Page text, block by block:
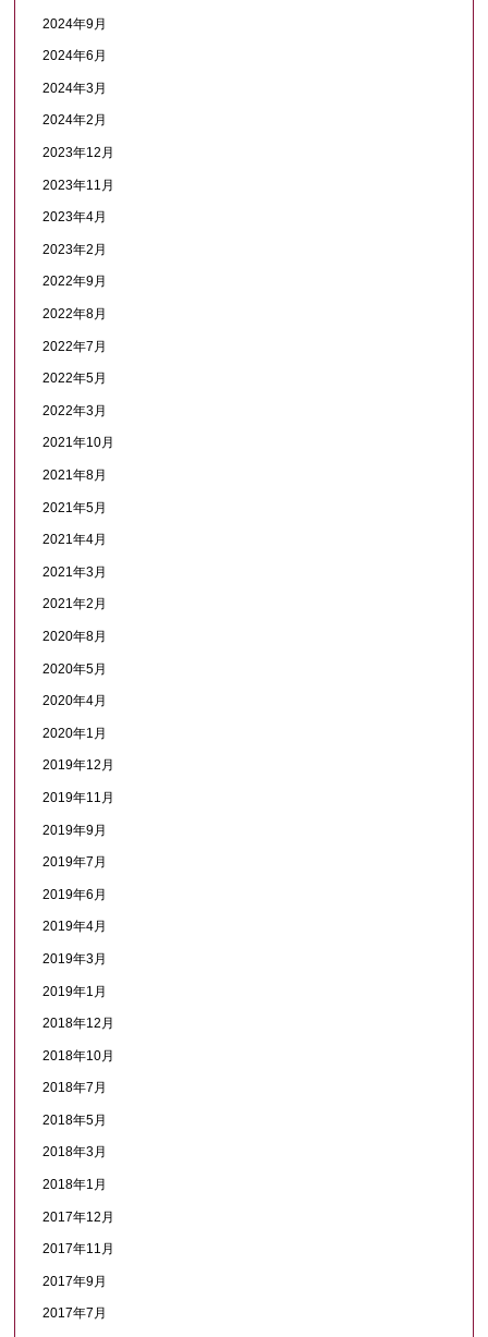
2024年9月
2024年6月
2024年3月
2024年2月
2023年12月
2023年11月
2023年4月
2023年2月
2022年9月
2022年8月
2022年7月
2022年5月
2022年3月
2021年10月
2021年8月
2021年5月
2021年4月
2021年3月
2021年2月
2020年8月
2020年5月
2020年4月
2020年1月
2019年12月
2019年11月
2019年9月
2019年7月
2019年6月
2019年4月
2019年3月
2019年1月
2018年12月
2018年10月
2018年7月
2018年5月
2018年3月
2018年1月
2017年12月
2017年11月
2017年9月
2017年7月